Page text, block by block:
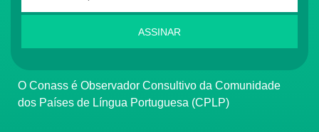
ASSINAR
O Conass é Observador Consultivo da Comunidade
dos Países de Língua Portuguesa (CPLP)